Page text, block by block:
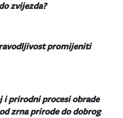
zvijezda?
promijeniti
i prirodni procesi obrade
zrna prirode do dobrog